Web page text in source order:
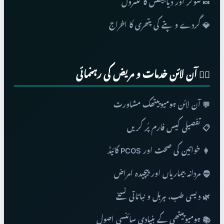
🍬 شوگر اور ذیابیطس کا کنٹرول
💎 گردے و پتے کی پتھری کا اخراج
👨‍⚕️ آن لائن خدمات و مریض کی رہنمائی
💬 آن لائن ہومیوپیتھک مشاورت
📋 تفصیلی کیس فارم پُر کریں
👩 خواتین کی صحت اور PCOS گائیڈ
🧔 مردانہ بیماریاں اور پیچیدہ امراض
🌿 دیسی طب، ہربل و نباتاتی نسخے
📚 ہومیوپیتھی کے بنیادی سائنسی اصول